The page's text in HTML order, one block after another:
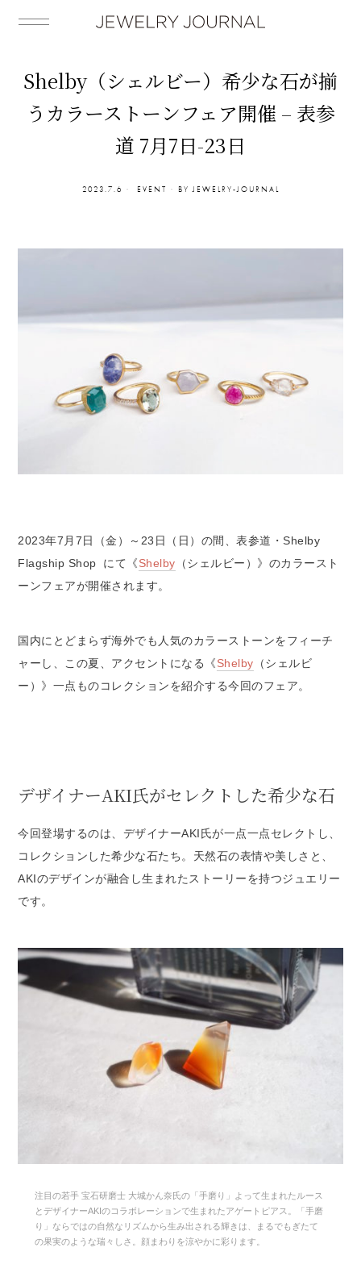
Shelby（シェルビー）希少な石が揃
うカラーストーンフェア開催 – 表参
道 7月7日-23日
2023.7.6 EVENT BY JEWELRY-JOURNAL
2023年7月7日（金）～23日（日）の間、表参道・Shelby
Flagship Shop にて《Shelby （シェルビー）》のカラースト
ーンフェアが開催されます。
国内にとどまらず海外でも人気のカラーストーンをフィーチ
ャーし、この夏、アクセントになる《Shelby （シェルビ
ー）》一点ものコレクションを紹介する今回のフェア。
デザイナーAKI氏がセレクトした希少な石
今回登場するのは、デザイナーAKI氏が一点一点セレクトし、
コレクションした希少な石たち。天然石の表情や美しさと、
AKIのデザインが融合し生まれたストーリーを持つジュエリー
です。
注目の若手 宝石研磨士 大城かん奈氏の「手磨り」よって生まれたルース
とデザイナーAKIのコラボレーションで生まれたアゲートピアス。「手磨
り」ならではの自然なリズムから生み出される輝きは、まるでもぎたて
の果実のような瑞々しさ。顔まわりを涼やかに彩ります。